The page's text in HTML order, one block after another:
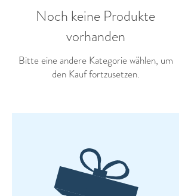
Noch keine Produkte
vorhanden
Bitte eine andere Kategorie wählen, um
den Kauf fortzusetzen.